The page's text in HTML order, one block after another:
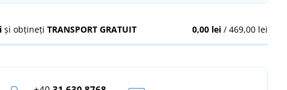
0,00 lei/ 469,00 lei
și obțineți TRANSPORT GRATUIT